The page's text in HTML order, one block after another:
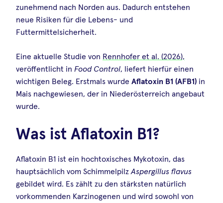
zunehmend nach Norden aus. Dadurch entstehen
neue Risiken für die Lebens- und
Futtermittelsicherheit.
Eine aktuelle Studie von Rennhofer et al. (2026),
veröffentlicht in Food Control, liefert hierfür einen
wichtigen Beleg. Erstmals wurde Aflatoxin B1 (AFB1) in
Mais nachgewiesen, der in Niederösterreich angebaut
wurde.
Was ist Aflatoxin B1?
Aflatoxin B1 ist ein hochtoxisches Mykotoxin, das
hauptsächlich vom Schimmelpilz Aspergillus flavus
gebildet wird. Es zählt zu den stärksten natürlich
vorkommenden Karzinogenen und wird sowohl von